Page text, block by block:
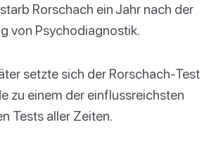
Rorschach ein Jahr nach der
von Psychodiagnostik.
setzte sich der Rorschach-Test
zu einem der einflussreichsten
Tests aller Zeiten.